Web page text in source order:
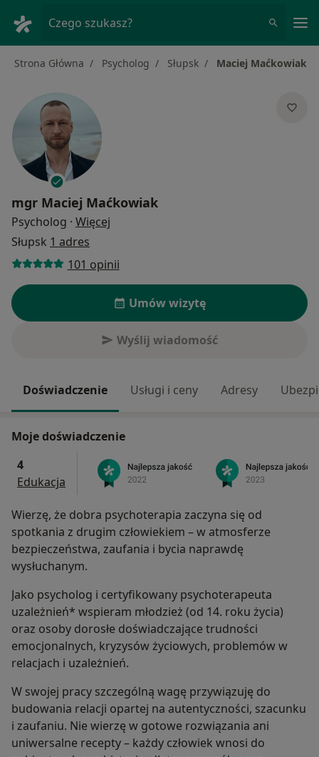
Czego szukasz?
Strona Główna Psycholog Słupsk Maciej Maćkowiak
mgr Maciej Maćkowiak
Psycholog · Więcej
Słupsk 1 adres
101 opinii
Umów wizytę
Wyślij wiadomość
Doświadczenie Usługi i ceny Adresy
Moje doświadczenie
4
Edukacja
Wierzę, że dobra psychoterapia zaczyna się od
spotkania z drugim człowiekiem – w atmosferze
bezpieczeństwa, zaufania i bycia naprawdę
wysłuchanym.
Jako psycholog i certyfikowany psychoterapeuta
uzależnień* wspieram młodzież (od 14. roku życia)
oraz osoby dorosłe doświadczające trudności
emocjonalnych, kryzysów życiowych, problemów w
relacjach i uzależnień.
W swojej pracy szczególną wagę przywiązuję do
budowania relacji opartej na autentyczności, szacunku
i zaufaniu. Nie wierzę w gotowe rozwiązania ani
uniwersalne recepty – każdy człowiek wnosi do